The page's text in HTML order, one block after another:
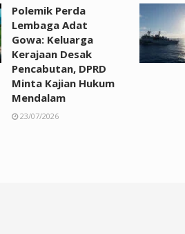
Polemik Perda
Lembaga Adat
Gowa: Keluarga
Kerajaan Desak
Pencabutan, DPRD
Minta Kajian Hukum
Mendalam
23/07/2026